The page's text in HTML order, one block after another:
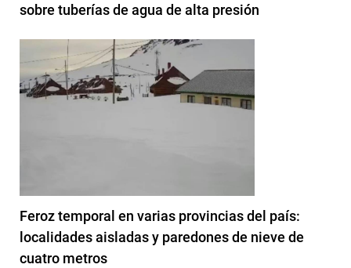
sobre tuberías de agua de alta presión
Feroz temporal en varias provincias del país:
localidades aisladas y paredones de nieve de
cuatro metros